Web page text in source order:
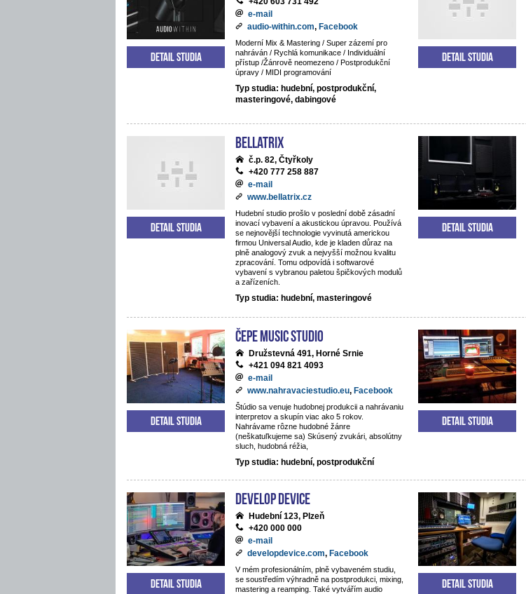
e-mail
audio-within.com, Facebook
Moderní Mix & Mastering / Super zázemí pro
nahráván / Rychlá komunikace / Individuální
přístup /Žánrově neomezeno / Postprodukční
úpravy / MIDI programování
Typ studia: hudební, postprodukční,
masteringové, dabingové
Detail studia Detail studia
BELLATRIX
č.p. 82, Čtyřkoly
+420 777 258 887
e-mail
www.bellatrix.cz
Hudební studio prošlo v poslední době zásadní
inovací vybavení a akustickou úpravou. Používá
se nejnovější technologie vyvinutá americkou
firmou Universal Audio, kde je kladen důraz na
plně analogový zvuk a nejvyšší možnou kvalitu
zpracování. Tomu odpovídá i softwarové
vybavení s vybranou paletou špičkových modulů
a zařízeních.
Typ studia: hudební, masteringové
Detail studia Detail studia
ČePE MUSIC Studio
Družstevná 491, Horné Srnie
+421 094 821 4093
e-mail
www.nahravaciestudio.eu, Facebook
Štúdio sa venuje hudobnej produkcii a nahrávaniu
interpretov a skupín viac ako 5 rokov.
Nahrávame rôzne hudobné žánre
(neškatuľkujeme sa) Skúsený zvukári, absolútny
sluch, hudobná réžia,
Typ studia: hudební, postprodukční
Detail studia Detail studia
Develop Device
Hudební 123, Plzeň
+420 000 000
e-mail
developdevice.com, Facebook
V mém profesionálním, plně vybaveném studiu,
se soustředím výhradně na postprodukci, mixing,
mastering a reamping. Také vytvářím audio
Detail studia Detail studia